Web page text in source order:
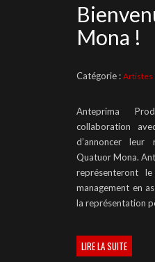
Mona !
Catégorie : Artistes
Anteprima
collaboration
d’annoncer leur
Quatuor Mona.
représenteront
management en
la représentation
LIRE LA SUITE